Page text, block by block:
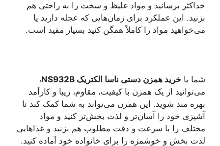
حداکثر برسانید و مواد غلیظ و سخت را به راحتی هم
بزنید. این عملکرد برای زمان‌هایی که عجله دارید یا
می‌خواهید مواد را کاملاً همگن کنید بسیار مفید است.
شما با خرید همزن دستی ناسا الکتریک
،
می‌توانید از یک همزن با کیفیت، مقاوم، زیبا و کارآمد
بهره مند شوید. این همزن می‌تواند به شما کمک کند تا
آشپزی خود را آسان‌تر و لذت بخش‌تر کنید و مواد
مختلف را با سرعت و دقت مطلوب هم بزنید و غذاهایی
لذت بخش و خوشمزه را برای خانواده خود آماده کنید.